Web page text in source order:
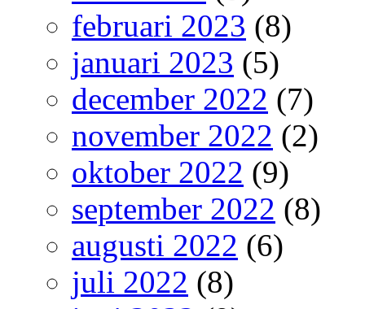
februari 2023 (8)
januari 2023 (5)
december 2022 (7)
november 2022 (2)
oktober 2022 (9)
september 2022 (8)
augusti 2022 (6)
juli 2022 (8)